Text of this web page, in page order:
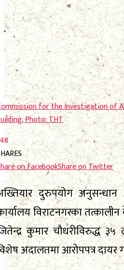
निर्वाचन
भिजिट नेपाल
सम्पादकीय
स्थानीय निर्वाचन
No Result
View All Result
निर्वाचन
भिजिट नेपाल
सम्पादकीय
स्थानीय निर्वाचन
No Result
View All Result
for the Investigation of
Photo: THT
on FacebookShare on Twitter
दुरुपयोग
विराटनगरका
कुमार चौधरीविरुद्ध ३५
अदालतमा आरोपपत्र दायर